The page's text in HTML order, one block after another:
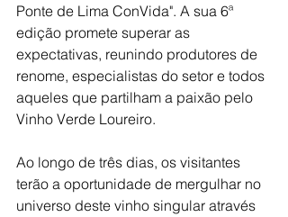
Ponte de Lima ConVida". A sua 6ª
edição promete superar as
expectativas, reunindo produtores de
renome, especialistas do setor e todos
aqueles que partilham a paixão pelo
Vinho Verde Loureiro.
Ao longo de três dias, os visitantes
terão a oportunidade de mergulhar no
universo deste vinho singular através